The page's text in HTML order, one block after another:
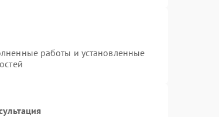
работы и установленные